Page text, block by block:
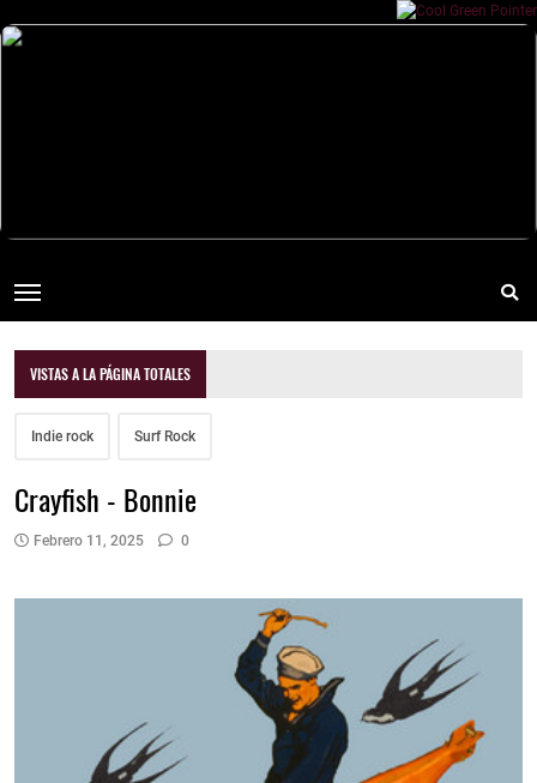
VISTAS A LA PÁGINA TOTALES
Indie rock Surf Rock
Crayfish - Bonnie
Febrero 11, 2025 0